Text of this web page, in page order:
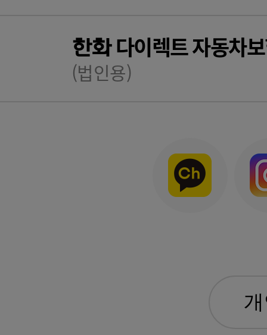
한화다이렉트 자동차
(법인용)